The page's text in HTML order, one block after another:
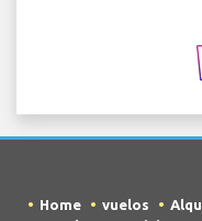
Home vuelos